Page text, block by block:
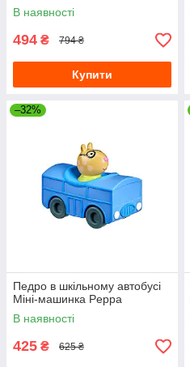
В наявності
494 ₴ 794 ₴
Купити
–32%
Педро в шкільному автобусі
Міні-машинка Peppa
В наявності
425 ₴ 625 ₴